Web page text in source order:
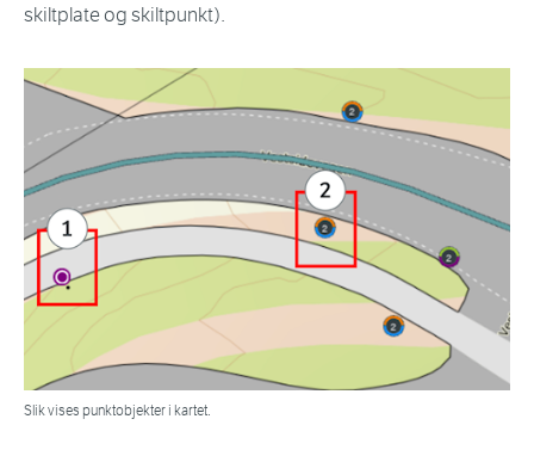
skiltplate og skiltpunkt).
Slik vises punktobjekter i kartet.